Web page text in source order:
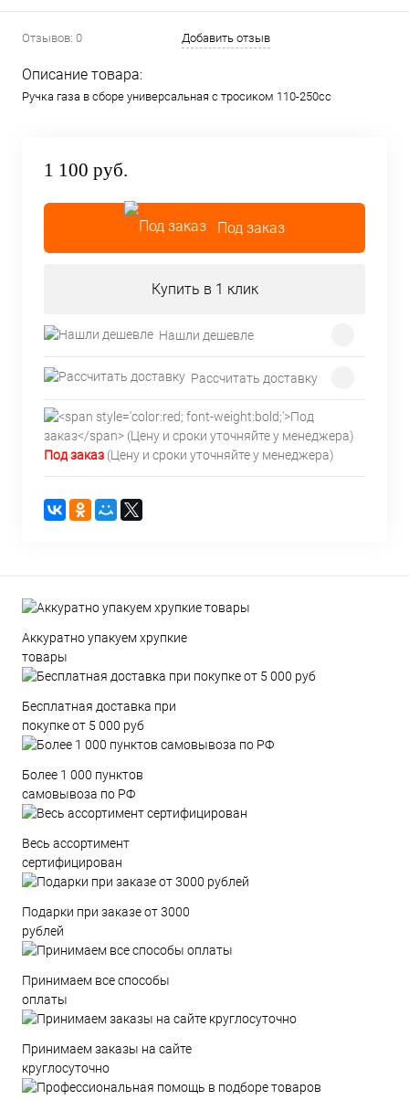
Отзывов: 0 Добавить отзыв
Описание товара:
Ручка газа в сборе универсальная с тросиком 110-250cc
1 100 руб.
Под заказ
Купить в 1 клик
Нашли дешевле
Рассчитать доставку
Под заказ (Цену и сроки уточняйте у менеджера)
Аккуратно упакуем хрупкие
товары
Бесплатная доставка при
покупке от 5 000 руб
Более 1 000 пунктов
самовывоза по РФ
Весь ассортимент
сертифицирован
Подарки при заказе от 3000
рублей
Принимаем все способы
оплаты
Принимаем заказы на сайте
круглосуточно